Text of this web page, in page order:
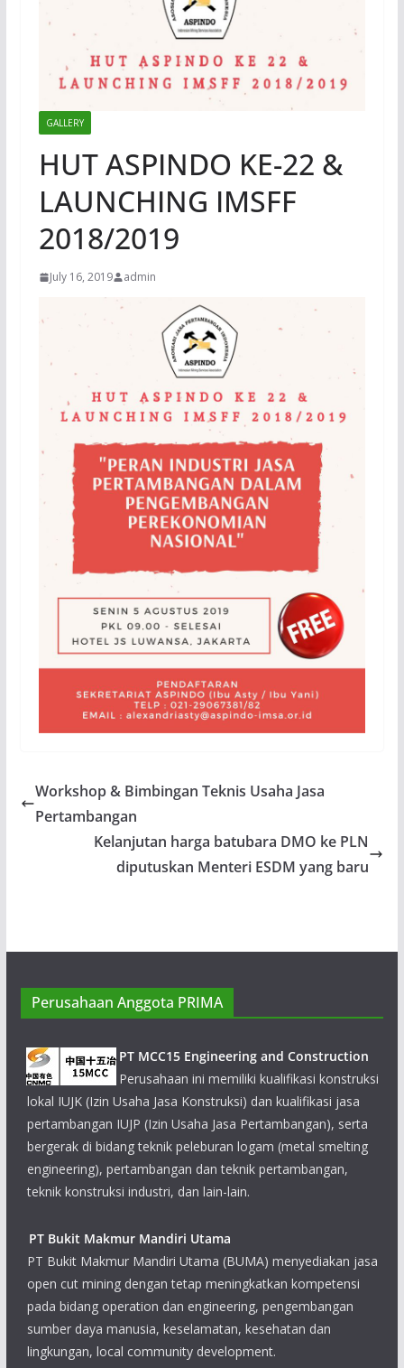
GALLERY
HUT ASPINDO KE-22 &
LAUNCHING IMSFF
2018/2019
July 16, 2019 admin
Workshop & Bimbingan Teknis Usaha Jasa
Pertambangan
Kelanjutan harga batubara DMO ke PLN
diputuskan Menteri ESDM yang baru
Perusahaan Anggota PRIMA
PT MCC15 Engineering and Construction
Perusahaan ini memiliki kualifikasi konstruksi
lokal IUJK (Izin Usaha Jasa Konstruksi) dan kualifikasi jasa
pertambangan IUJP (Izin Usaha Jasa Pertambangan), serta
bergerak di bidang teknik peleburan logam (metal smelting
engineering), pertambangan dan teknik pertambangan,
teknik konstruksi industri, dan lain-lain.
PT Bukit Makmur Mandiri Utama
PT Bukit Makmur Mandiri Utama (BUMA)
menyediakan jasa open cut mining dengan
tetap meningkatkan kompetensi pada bidang
operation dan engineering, pengembangan sumber daya
manusia, keselamatan, kesehatan dan lingkungan, local